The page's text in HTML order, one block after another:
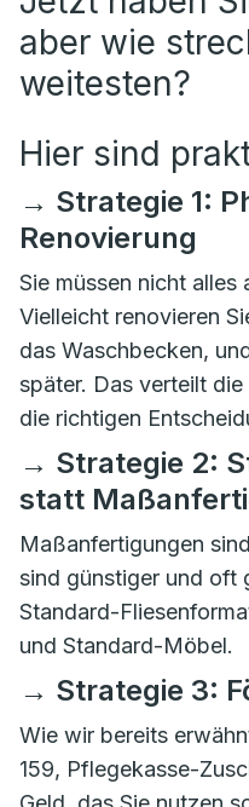
aber wie
weitesten?
Hier sind
→ Strategie 1:
Renovierung
Sie müssen nicht alles
Vielleicht renovieren
das Waschbecken,
später. Das verteilt
die richtigen
→ Strategie 2:
statt
Maßanfertigungen
sind günstiger und oft
Standard-
und Standard-Möbel.
→ Strategie 3:
Wie wir bereits
159, Pflegekasse-